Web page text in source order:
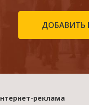
реклама